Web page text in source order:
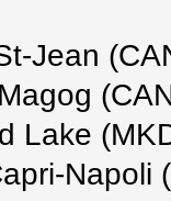
Jean
Lake
Napoli